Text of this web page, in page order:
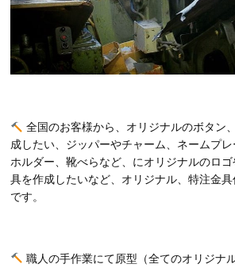
全国のお客様から、オリジナルのボタン
成したい、ジッパーやチャーム、ネームプ
ホルダー、靴べらなど、にオリジナルのロ
具を作成したいなど、オリジナル、特注金
です。
職人の手作業にて原型（全てのオリジナ